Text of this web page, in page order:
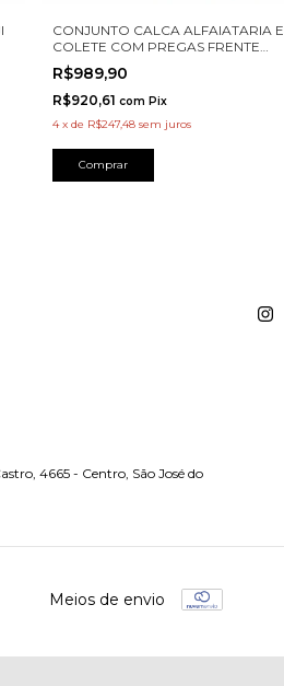
CONJUNTO CALCA ALFAIATARIA E
COLETE COM PREGAS FRENTE
KARMANI A00015
R$989,90
R$920,61 com Pix
4 x de R$247,48 sem juros
Comprar
4665 - Centro, São José do
Meios de envio